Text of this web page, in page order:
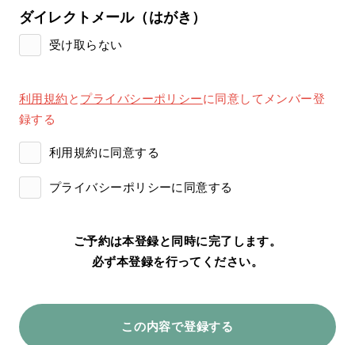
ダイレクトメール（はがき）
受け取らない
利用規約 と プライバシーポリシーに同意してメンバー登
録する
利用規約に同意する
プライバシーポリシーに同意する
ご予約は本登録と同時に完了します。
必ず本登録を行ってください。